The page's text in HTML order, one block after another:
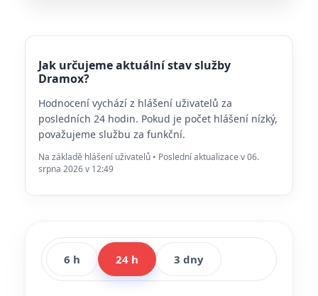
Jak určujeme aktuální stav služby
Dramox?
Hodnocení vychází z hlášení uživatelů za
posledních 24 hodin. Pokud je počet hlášení nízký,
považujeme službu za funkční.
Na základě hlášení uživatelů • Poslední aktualizace v 06.
srpna 2026 v 12:49
6 h 24 h 3 dny